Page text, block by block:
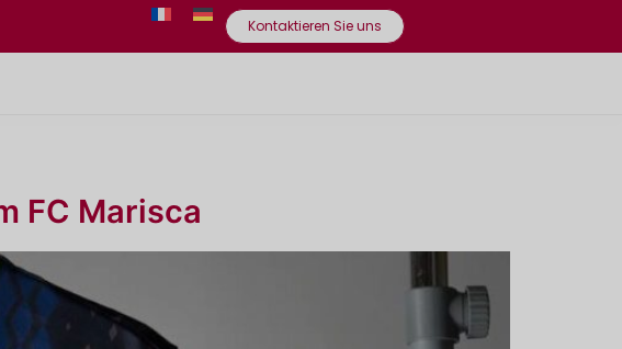
Kontaktieren Sie uns
FC Marisca